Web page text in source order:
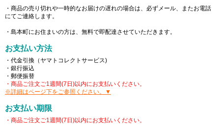
・商品の売り切れや一時的なお届けの遅れの場合は、必ずメール、またお電話
にてご連絡します。
・島本町にお住まいの方は、無料で即配達させていただきます。
お支払い方法
・代金引換（ヤマトコレクトサービス)
・銀行振込
・郵便振替
・商品ご注文ご1週間(7日)以内にお支払いください。
※詳細はページ下をご参照ください。▼
お支払い期限
・商品ご注文ご1週間(7日)以内にお支払いください。